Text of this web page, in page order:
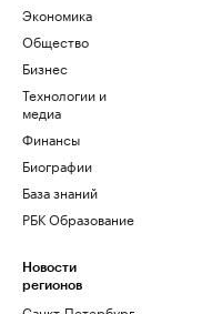
Экономика
Общество
Бизнес
Технологии и
медиа
Финансы
Биографии
База знаний
РБК Образование
Новости
регионов